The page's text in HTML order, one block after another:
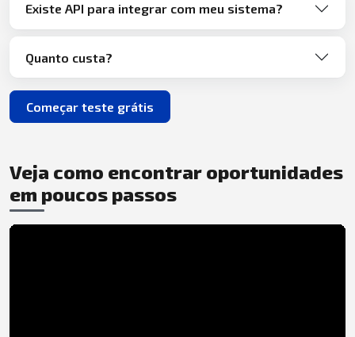
Existe API para integrar com meu sistema?
Quanto custa?
Começar teste grátis
Veja como encontrar oportunidades
em poucos passos